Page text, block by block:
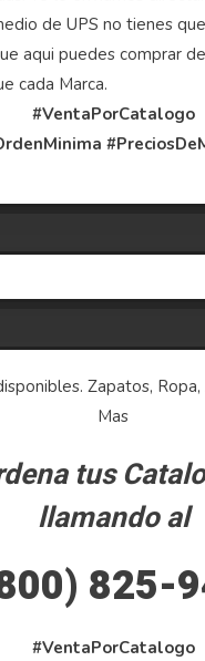
de UPS no tienes
aqui puedes comprar
cada Marca.
#VentaPorCatalogo
Zapatos,
Mas
tus
llamando al
825-
#VentaPorCatalogo